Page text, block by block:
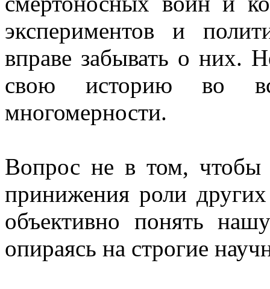
экспериментов и
вправе забывать о них.
свою историю во
многомерности.
Вопрос не в том, чтобы
принижения роли
объективно понять
опираясь на строгие